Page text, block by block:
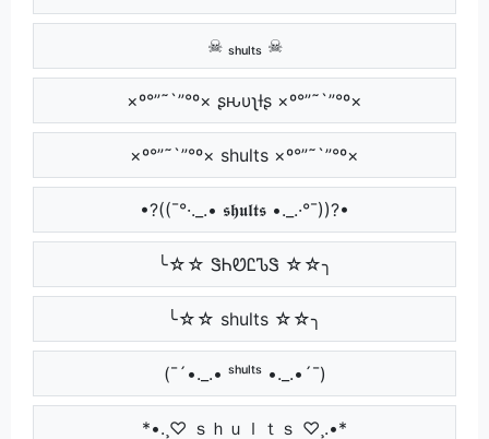
☠ ₛₕᵤₗₜₛ ☠
×º°”˜`”°º× ʂԋυʅƚʂ ×º°”˜`”°º×
×º°”˜`”°º× shults ×º°”˜`”°º×
•?((¯°·._.• 𝖘𝖍𝖚𝖑𝖙𝖘 •._.·°¯))?•
╰☆☆ ᏕᏂᏬᏝᏖᏕ ☆☆╮
╰☆☆ shults ☆☆╮
(¯´•._.• ˢʰᵘˡᵗˢ •._.•´¯)
*•.¸♡ ｓｈｕｌｔｓ ♡¸.•*